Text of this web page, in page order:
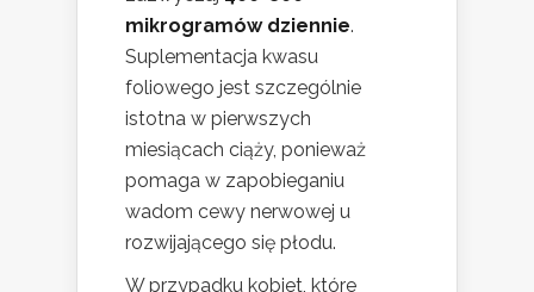
mikrogramów dziennie.
Suplementacja kwasu
foliowego jest szczególnie
istotna w pierwszych
miesiącach ciąży, ponieważ
pomaga w zapobieganiu
wadom cewy nerwowej u
rozwijającego się płodu.
W przypadku kobiet, które